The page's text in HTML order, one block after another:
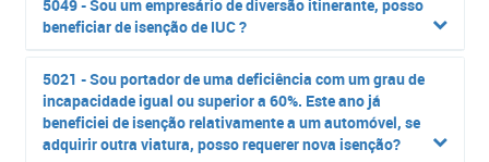
5049 - Sou um empresário de diversão itinerante, posso
beneficiar de isenção de IUC ?
5021 - Sou portador de uma deficiência com um grau de
incapacidade igual ou superior a 60%. Este ano já
beneficiei de isenção relativamente a um automóvel, se
adquirir outra viatura, posso requerer nova isenção?